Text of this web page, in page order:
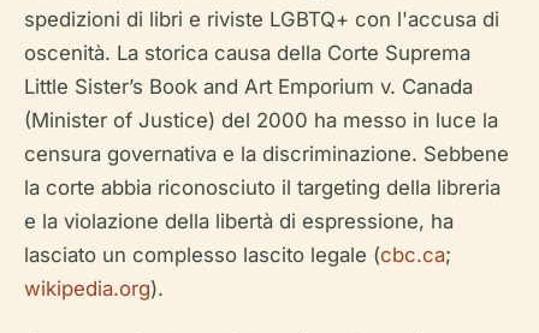
spedizioni di libri e riviste LGBTQ+ con l'accusa di
oscenità. La storica causa della Corte Suprema
Little Sister’s Book and Art Emporium v. Canada
(Minister of Justice) del 2000 ha messo in luce la
censura governativa e la discriminazione. Sebbene
la corte abbia riconosciuto il targeting della libreria
e la violazione della libertà di espressione, ha
lasciato un complesso lascito legale (cbc.ca;
wikipedia.org).